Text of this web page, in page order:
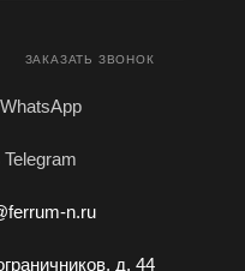
ЗАКАЗАТЬ ЗВОНОК
n.ru
д. 44